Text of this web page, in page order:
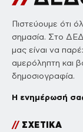
Πιστεύουμε ότι
σημασία. Στο
μας είναι να
αμερόληπτη και
δημοσιογραφία.
Η ενημέρωσή
//ΣΧΕΤΙΚΑ